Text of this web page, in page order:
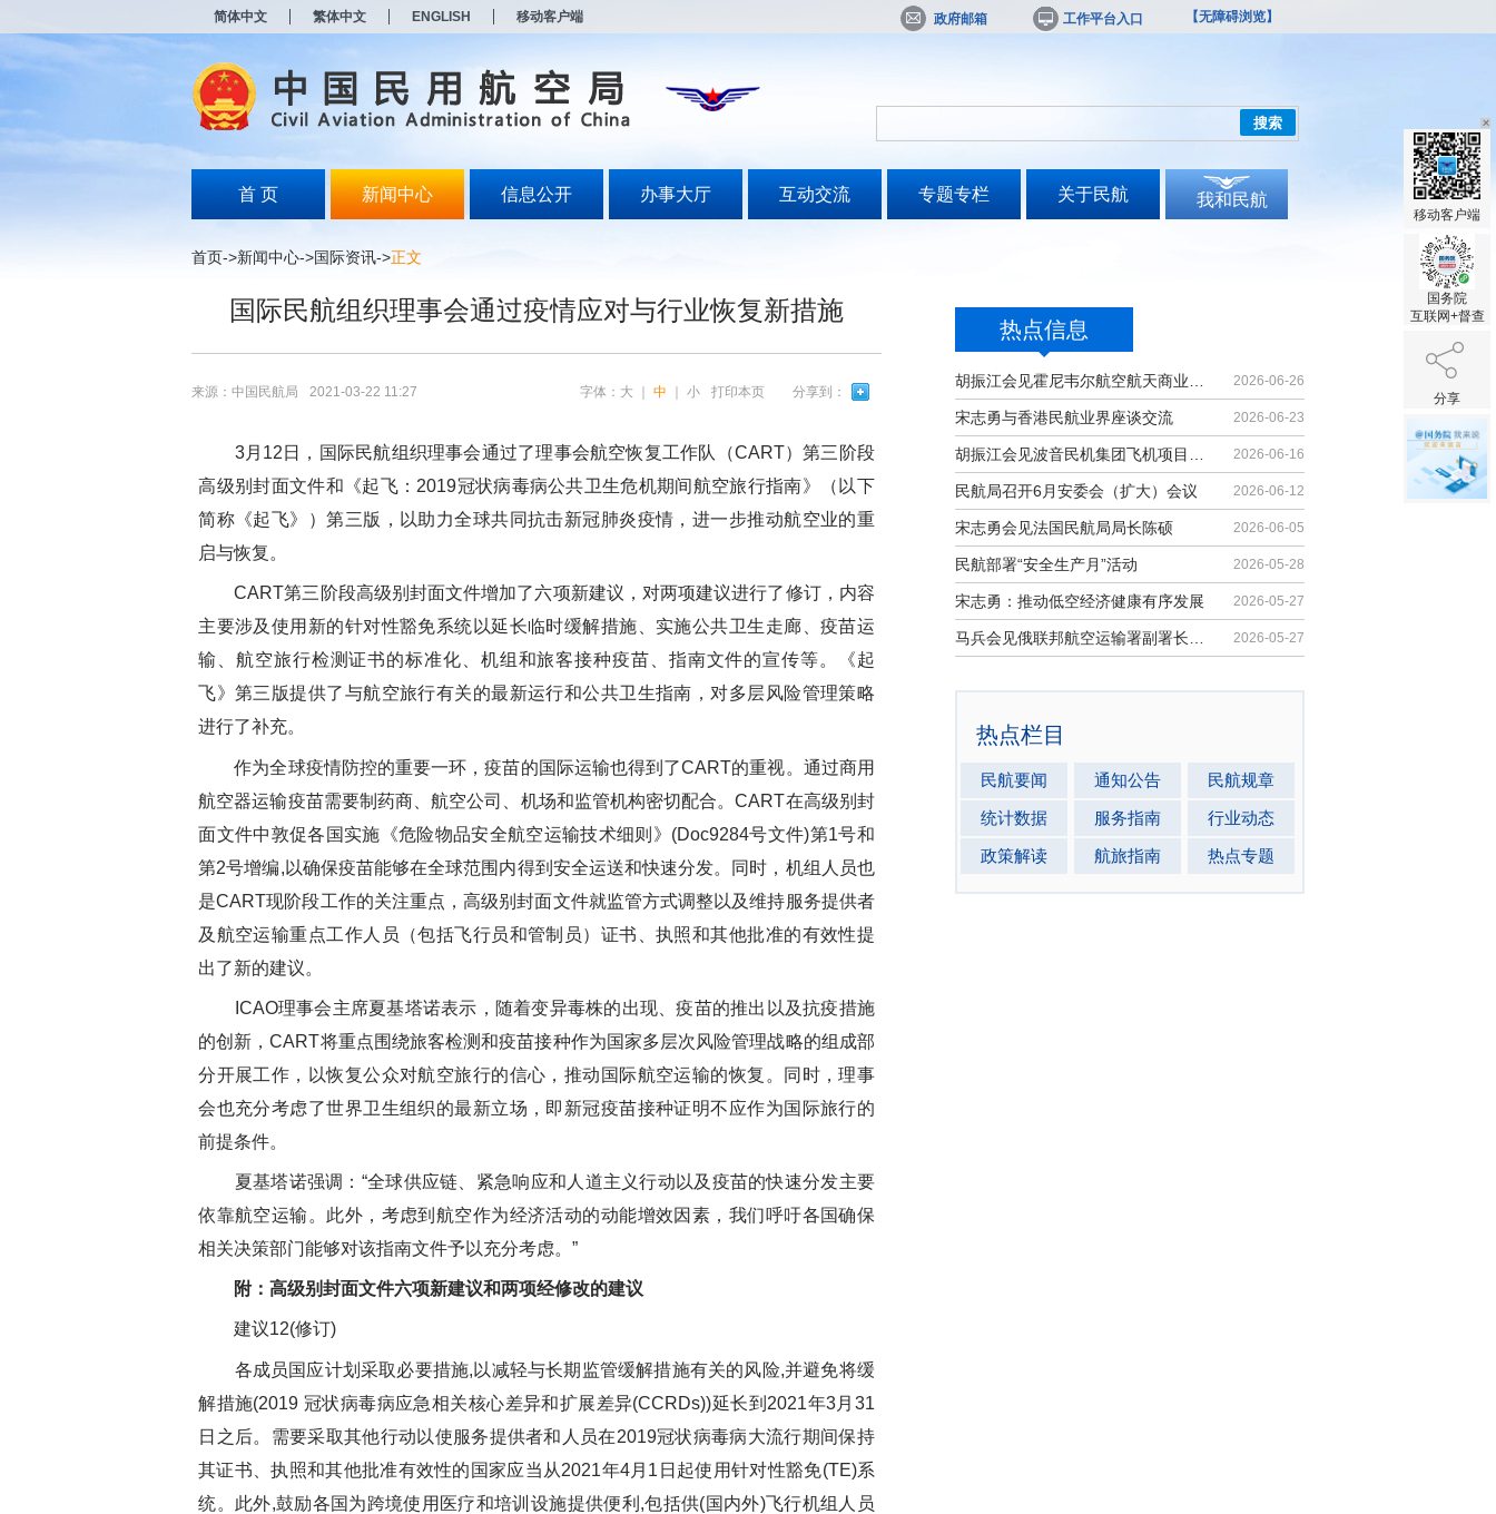
简体中文 繁体中文 ENGLISH 移动客户端 政府邮箱 工作平台入口 【无障碍浏览】
搜索
首 页 新闻中心 信息公开 办事大厅 互动交流 专题专栏 关于民航 我和民航
首页->新闻中心->国际资讯->正文
热点信息
2026-06-26
宋志勇与香港民航业界座谈交流 2026-06-23
2026-06-16
民航局召开6月安委会（扩大）会议 2026-06-12
宋志勇会见法国民航局局长陈硕 2026-06-05
民航部署“安全生产月”活动 2026-05-28
宋志勇：推动低空经济健康有序发展 2026-05-27
2026-05-27
热点栏目
民航要闻 通知公告
民航规章
统计数据
服务指南
行业动态
政策解读
航旅指南 热点专题
国际民航组织理事会通过疫情应对与行业恢复新措施
来源：中国民航局 2021-03-22 11:27 分享到：
打印本页
字体： 大 中 小
3月12日，国际民航组织理事会通过了理事会航空恢复工作队（CART）第三阶段
高级别封面文件和《起飞：2019冠状病毒病公共卫生危机期间航空旅行指南》（以下
简称《起飞》）第三版，以助力全球共同抗击新冠肺炎疫情，进一步推动航空业的重
启与恢复。
CART第三阶段高级别封面文件增加了六项新建议，对两项建议进行了修订，内容
主要涉及使用新的针对性豁免系统以延长临时缓解措施、实施公共卫生走廊、疫苗运
输、航空旅行检测证书的标准化、机组和旅客接种疫苗、指南文件的宣传等。《起
飞》第三版提供了与航空旅行有关的最新运行和公共卫生指南，对多层风险管理策略
进行了补充。
作为全球疫情防控的重要一环，疫苗的国际运输也得到了CART的重视。通过商用
航空器运输疫苗需要制药商、航空公司、机场和监管机构密切配合。CART在高级别封
面文件中敦促各国实施《危险物品安全航空运输技术细则》(Doc9284号文件)第1号和
第2号增编,以确保疫苗能够在全球范围内得到安全运送和快速分发。同时，机组人员也
是CART现阶段工作的关注重点，高级别封面文件就监管方式调整以及维持服务提供者
及航空运输重点工作人员（包括飞行员和管制员）证书、执照和其他批准的有效性提
出了新的建议。
ICAO理事会主席夏基塔诺表示，随着变异毒株的出现、疫苗的推出以及抗疫措施
的创新，CART将重点围绕旅客检测和疫苗接种作为国家多层次风险管理战略的组成部
分开展工作，以恢复公众对航空旅行的信心，推动国际航空运输的恢复。同时，理事
会也充分考虑了世界卫生组织的最新立场，即新冠疫苗接种证明不应作为国际旅行的
前提条件。
夏基塔诺强调：“全球供应链、紧急响应和人道主义行动以及疫苗的快速分发主要
依靠航空运输。此外，考虑到航空作为经济活动的动能增效因素，我们呼吁各国确保
相关决策部门能够对该指南文件予以充分考虑。”
附：高级别封面文件六项新建议和两项经修改的建议
建议12(修订)
各成员国应计划采取必要措施,以减轻与长期监管缓解措施有关的风险,并避免将缓
解措施(2019 冠状病毒病应急相关核心差异和扩展差异(CCRDs))延长到2021年3月31
日之后。需要采取其他行动以使服务提供者和人员在2019冠状病毒病大流行期间保持
其证书、执照和其他批准有效性的国家应当从2021年4月1日起使用针对性豁免(TE)系
统。此外,鼓励各国为跨境使用医疗和培训设施提供便利,包括供(国内外)飞行机组人员
移动客户端
国务院
互联网+督查
分享
打
无
障